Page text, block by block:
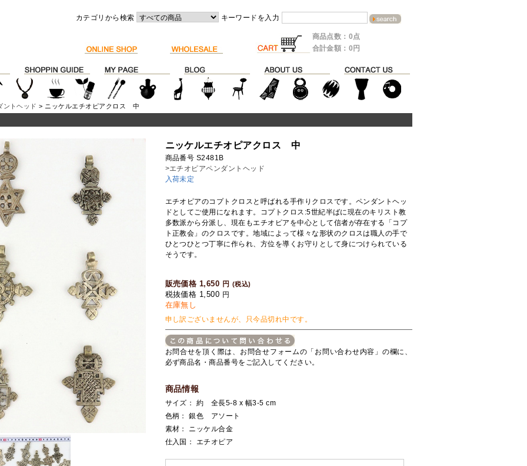
カテゴリから検索 キーワードを入力
商品点数：0点
合計金額：0円
ントヘッド > ニッケルエチオピアクロス 中
ニッケルエチオピアクロス 中
商品番号 S2481B
>エチオピアペンダントヘッド
入荷未定
エチオピアのコプトクロスと呼ばれる手作りクロスです。ペンダントヘッ
ドとしてご使用になれます。コプトクロス:5世紀半ばに現在のキリスト教
多数派から分派し、現在もエチオピアを中心として信者が存在する「コプ
ト正教会」のクロスです。地域によって様々な形状のクロスは職人の手で
ひとつひとつ丁寧に作られ、方位を導くお守りとして身につけられている
そうです。
販売価格 1,650 円 (税込)
税抜価格 1,500 円
在庫無し
申し訳ございませんが、只今品切れ中です。
お問合せを頂く際は、お問合せフォームの「お問い合わせ内容」の欄に、
必ず商品名・商品番号をご記入してください。
商品情報
サイズ： 約 全長5-8 x 幅3-5 cm
色柄： 銀色 アソート
素材： ニッケル合金
仕入国： エチオピア